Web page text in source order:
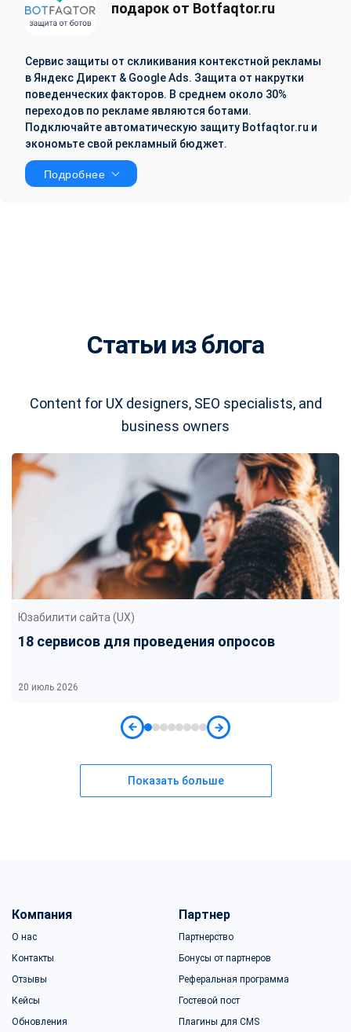
подарок от Botfaqtor.ru
Сервис защиты от скликивания контекстной рекламы
в Яндекс Директ & Google Ads. Защита от накрутки
поведенческих факторов. В среднем около 30%
переходов по рекламе являются ботами.
Подключайте автоматическую защиту Botfaqtor.ru и
экономьте свой рекламный бюджет.
Подробнее
Статьи из блога
Content for UX designers, SEO specialists, and
business owners
Юзабилити сайта (UX)
18 сервисов для проведения опросов
20 июль 2026
Показать больше
Компания
О нас
Контакты
Отзывы
Кейсы
Обновления
Партнер
Партнерство
Бонусы от партнеров
Реферальная программа
Гостевой пост
Плагины для CMS